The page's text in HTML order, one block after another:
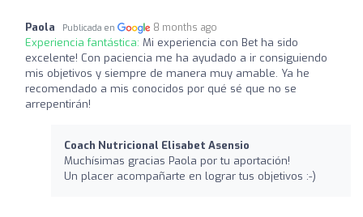
Paola Publicada en 8 months ago
Experiencia fantástica: Mi experiencia con Bet ha sido
excelente! Con paciencia me ha ayudado a ir consiguiendo
mis objetivos y siempre de manera muy amable. Ya he
recomendado a mis conocidos por qué sé que no se
arrepentirán!
Coach Nutricional Elisabet Asensio
Muchísimas gracias Paola por tu aportación!
Un placer acompañarte en lograr tus objetivos :-)